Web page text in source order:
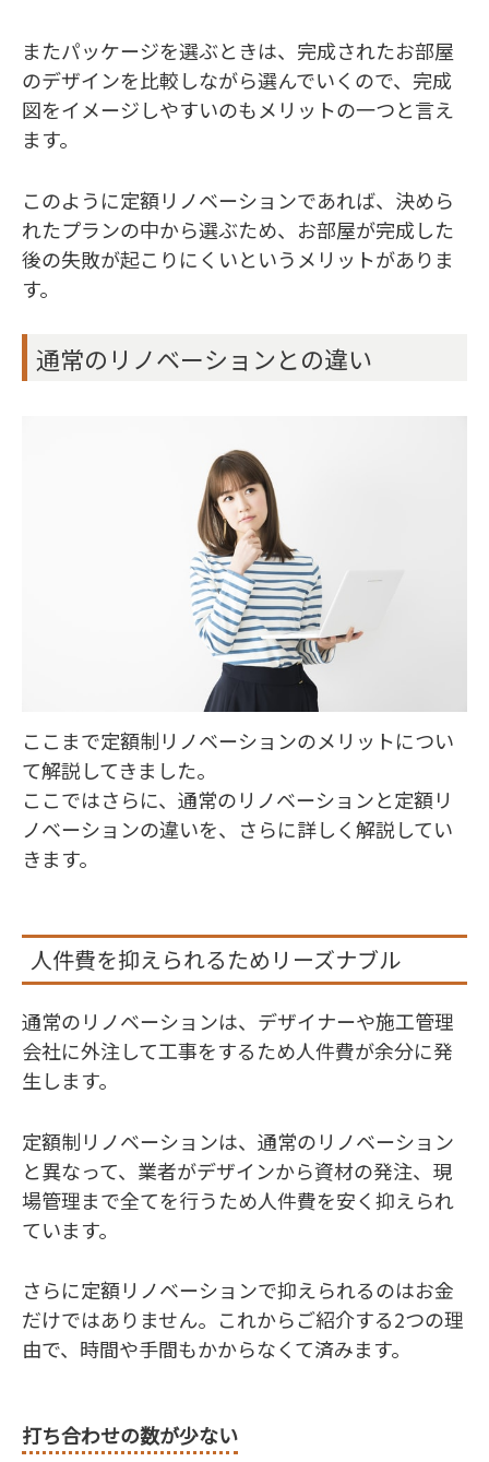
またパッケージを選ぶときは、完成されたお部屋
のデザインを比較しながら選んでいくので、完成
図をイメージしやすいのもメリットの一つと言え
ます。
このように定額リノベーションであれば、決めら
れたプランの中から選ぶため、お部屋が完成した
後の失敗が起こりにくいというメリットがありま
す。
通常のリノベーションとの違い
ここまで定額制リノベーションのメリットについ
て解説してきました。
ここではさらに、通常のリノベーションと定額リ
ノベーションの違いを、さらに詳しく解説してい
きます。
人件費を抑えられるためリーズナブル
通常のリノベーションは、デザイナーや施工管理
会社に外注して工事をするため人件費が余分に発
生します。
定額制リノベーションは、通常のリノベーション
と異なって、業者がデザインから資材の発注、現
場管理まで全てを行うため人件費を安く抑えられ
ています。
さらに定額リノベーションで抑えられるのはお金
だけではありません。これからご紹介する2つの理
由で、時間や手間もかからなくて済みます。
打ち合わせの数が少ない